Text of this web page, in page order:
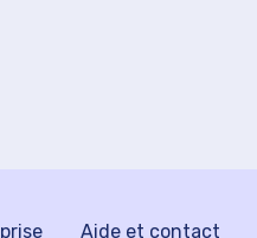
Aide et contact